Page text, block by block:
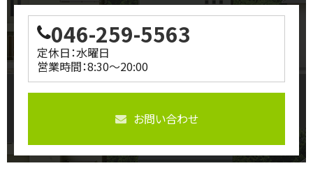
046-259-5563
定休日：水曜日
営業時間：8:30～20:00
お問い合わせ